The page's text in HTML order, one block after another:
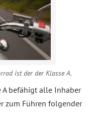
ist der der Klasse A.
A befähigt alle Inhaber
zum Führen folgender